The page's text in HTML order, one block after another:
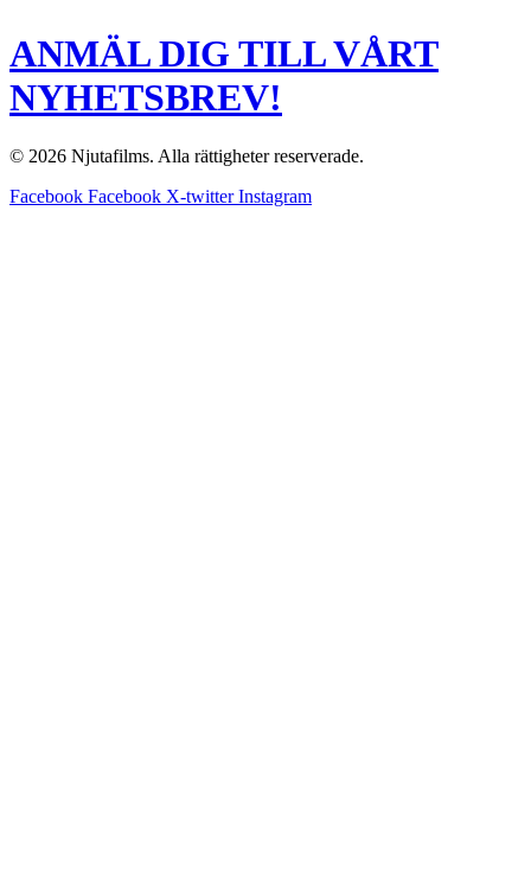
ANMÄL DIG TILL VÅRT
NYHETSBREV!
© 2026 Njutafilms. Alla rättigheter reserverade.
Facebook Facebook X-twitter Instagram